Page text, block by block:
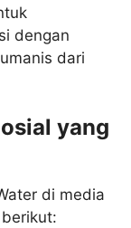
dengan
dari
yang
di media